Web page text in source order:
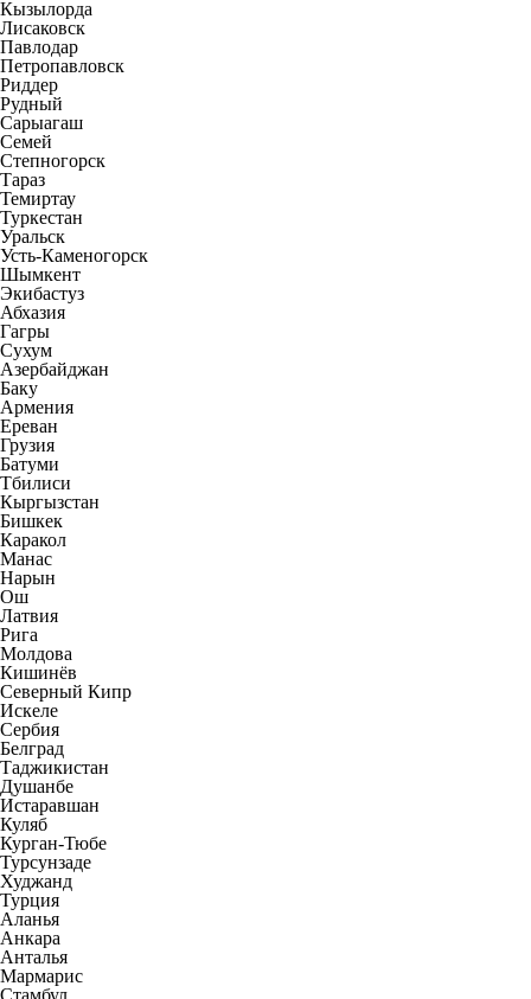
Кызылорда
Лисаковск
Павлодар
Петропавловск
Риддер
Рудный
Сарыагаш
Семей
Степногорск
Тараз
Темиртау
Туркестан
Уральск
Усть-Каменогорск
Шымкент
Экибастуз
Абхазия
Гагры
Сухум
Азербайджан
Баку
Армения
Ереван
Грузия
Батуми
Тбилиси
Кыргызстан
Бишкек
Каракол
Манас
Нарын
Ош
Латвия
Рига
Молдова
Кишинёв
Северный Кипр
Искеле
Сербия
Белград
Таджикистан
Душанбе
Истаравшан
Куляб
Курган-Тюбе
Турсунзаде
Худжанд
Турция
Аланья
Анкара
Анталья
Мармарис
Стамбул